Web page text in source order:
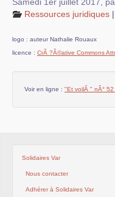
Mobilisations et luttes
Agenda
Ressources juridiques |
logo : auteur Nathalie Rouaux
licence : CrÃ ?Â©ative Commons
Voir en ligne : "Et voilÃ " nÂ°
Solidaires Var
Nous contacter
Adhérer à Solidaires Var